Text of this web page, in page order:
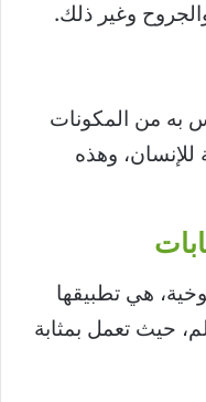
وغير ذلك.
به من المكونات
للإنسان، وهذه
هي تطبيقها
حيث تعمل بمثابة